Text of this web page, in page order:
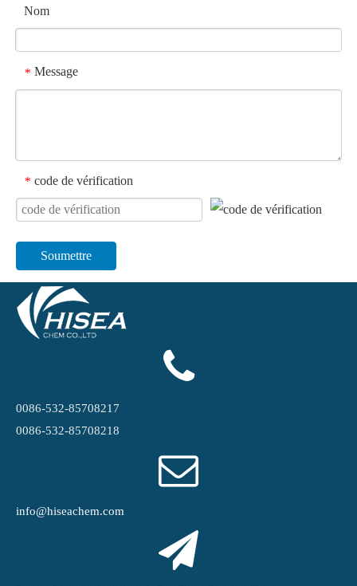
Nom
* Message
* code de vérification
Soumettre
0086-532-85708217
0086-532-85708218
info@hiseachem.com